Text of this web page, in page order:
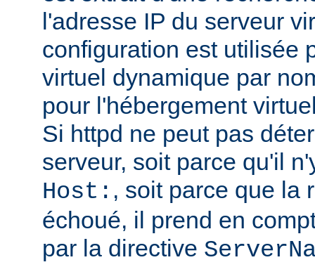
l'adresse IP du serveur
configuration est utilisée
virtuel dynamique par
pour l'hébergement
Si httpd ne peut pas
serveur, soit parce qu'il
Host: , soit parce que la
échoué, il prend en
par la directive